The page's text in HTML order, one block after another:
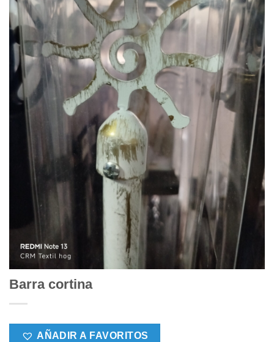
Barra cortina
AÑADIR A FAVORITOS